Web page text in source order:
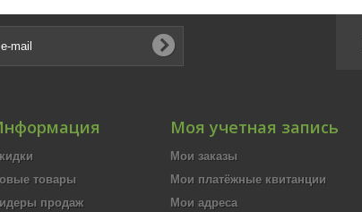
товары
продаж
Моя учетная запись
Мои заказы
Мои платёжные квитанции
Мои адреса